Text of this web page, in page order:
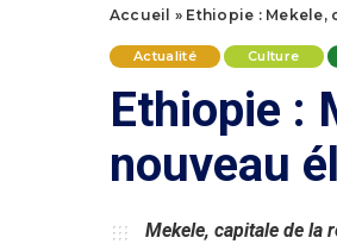
Accueil » Ethiopie :
Actualité Culture
Ethiopie :
nouveau
Mekele, capitale de la